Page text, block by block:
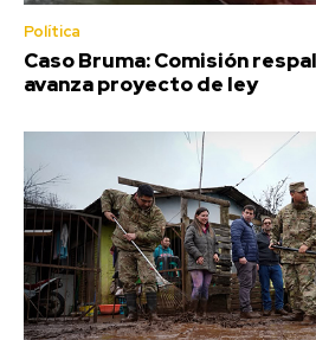
Política
Caso Bruma: Comisión
avanza proyecto de ley